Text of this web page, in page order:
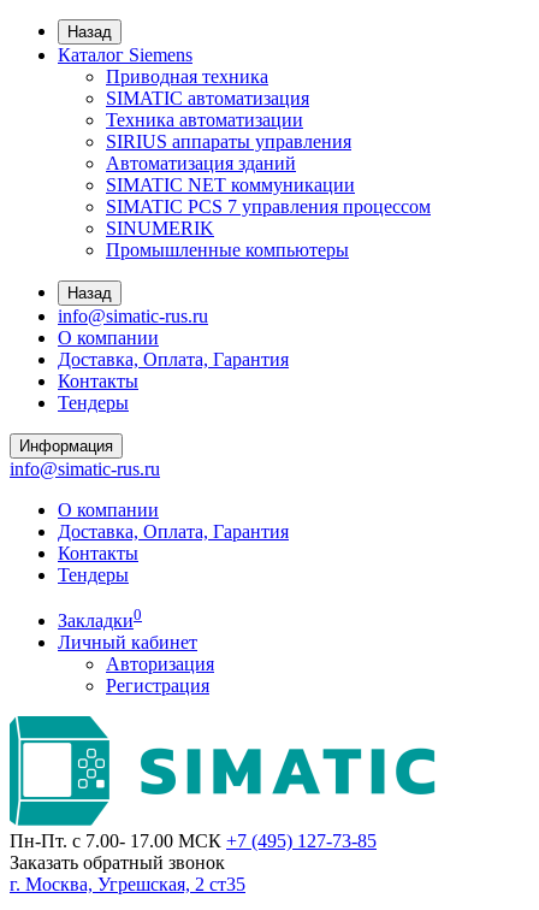
Назад
Каталог Siemens
Приводная техника
SIMATIC автоматизация
Техника автоматизации
SIRIUS аппараты управления
Автоматизация зданий
SIMATIC NET коммуникации
SIMATIC PCS 7 управления процессом
SINUMERIK
Промышленные компьютеры
Назад
info@simatic-rus.ru
О компании
Доставка, Оплата, Гарантия
Контакты
Тендеры
Информация
info@simatic-rus.ru
О компании
Доставка, Оплата, Гарантия
Контакты
Тендеры
Закладки0
Личный кабинет
Авторизация
Регистрация
Пн-Пт. с 7.00- 17.00 МСК +7 (495) 127-73-85
Заказать обратный звонок
г. Москва, Угрешская, 2 ст35